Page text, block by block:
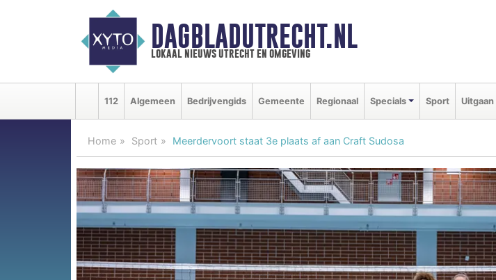
DAGBLADUTRECHT.NL
lokaal nieuws utrecht en omgeving
112 Algemeen Bedrijvengids Gemeente Regionaal Specials Sport Uitgaan
Home Sport Meerdervoort staat 3e plaats af aan Craft Sudosa